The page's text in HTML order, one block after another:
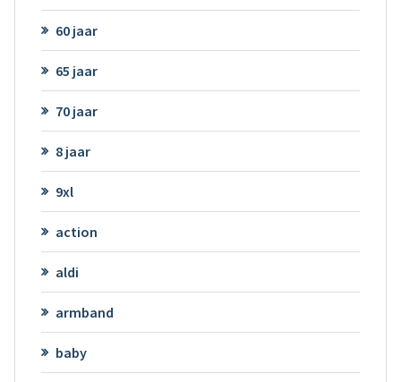
60 jaar
65 jaar
70 jaar
8 jaar
9xl
action
aldi
armband
baby